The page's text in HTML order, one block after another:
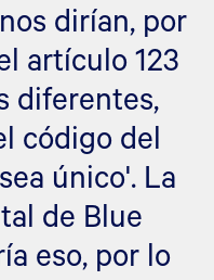
dirían, por
artículo 123
diferentes,
código del
único'. La
de Blue
eso, por lo